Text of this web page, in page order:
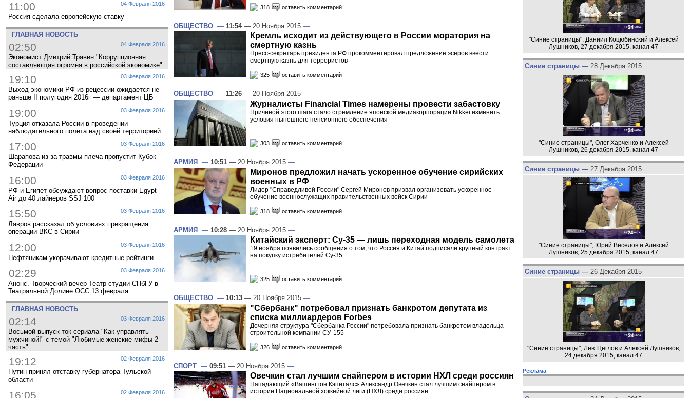
04 Февраля 2016
11:00
Россия сделала европейскую ставку
ГЛАВНАЯ НОВОСТЬ
04 Февраля 2016
02:50
Экономист Дмитрий Травин "Коррупционная
составляющая огромна в российской экономике"
03 Февраля 2016
19:10
Выход экономики РФ из рецессии ожидается не
раньше II полугодия 2016г — департамент ЦБ
03 Февраля 2016
19:00
Турция отказала России в проведении
наблюдательного полета над своей территорией
03 Февраля 2016
17:00
Шарапова из-за травмы плеча пропустит Кубок
Федерации
03 Февраля 2016
16:00
РФ и Египет обсуждают вопрос поставки Egypt
Air до 40 лайнеров SSJ 100
03 Февраля 2016
15:50
Лавров рассказал об условиях прекращения
операции ВКС в Сирии
03 Февраля 2016
12:00
Нефтяникам укорачивают кредитные рейтинги
03 Февраля 2016
02:29
Анонс. Творческий вечер Театр-студии СПбГУ в
Театральной Долине ОСС 13 февраля
ГЛАВНАЯ НОВОСТЬ
03 Февраля 2016
02:14
Восьмой выпуск ток-сериала "Как управлять
мужчиной!" с темой "Любимые женские мифы 2
часть"
02 Февраля 2016
19:12
Путин принял отставку губернатора Тульской
области
02 Февраля 2016
16:05
318 оставить комментарий
ОБЩЕСТВО — 11:54— 20 Ноября 2015 —
Кремль исходит из действующего в России моратория на
смертную казнь
Пресс-секретарь президента РФ прокомментировал предложение эсеров ввести
смертную казнь для террористов
325 оставить комментарий
ОБЩЕСТВО — 11:26 — 20 Ноября 2015 —
Журналисты Financial Times намерены провести забастовку
Причиной этого шага стало стремление японской медиакорпорации Nikkei изменить
условия нынешнего пенсионного обеспечения
303 оставить комментарий
АРМИЯ — 10:51 — 20 Ноября 2015 —
Миронов предложил начать ускоренное обучение сирийских
военных в РФ
Лидер "Справедливой России" Сергей Миронов призвал организовать ускоренное
обучение военнослужащих правительственных войск Сирии
318 оставить комментарий
АРМИЯ — 10:28 — 20 Ноября 2015 —
Китайский эксперт: Су-35 — лишь переходная модель самолета
19 ноября появились сообщения о том, что Россия и Китай подписали крупный контракт
на покупку истребителей Су-35
325 оставить комментарий
ОБЩЕСТВО — 10:13 — 20 Ноября 2015 —
"Сбербанк" потребовал признать банкротом депутата из
списка миллиардеров Forbes
Дочерняя структура "Сбербанка России" потребовала признать банкротом владельца
строительной компании СУ-155
326 оставить комментарий
СПОРТ — 09:51 — 20 Ноября 2015 —
Овечкин стал лучшим снайпером в истории НХЛ среди россиян
Нападающий «Вашингтон Кэпиталс» Александр Овечкин стал лучшим снайпером в
истории Национальной хоккейной лиги (НХЛ) среди россиян
"Синие страницы", Даниил Коцюбинский и Алексей
Лушников, 27 декабря 2015, канал 47
Синие страницы — 28 Декабря 2015
"Синие страницы", Олег Харченко и Алексей
Лушников, 26 декабря 2015, канал 47
Синие страницы — 27 Декабря 2015
"Синие страницы", Юрий Веселов и Алексей
Лушников, 25 декабря 2015, канал 47
Синие страницы — 26 Декабря 2015
"Синие страницы", Лев Щеглов и Алексей Лушников,
24 декабря 2015, канал 47
Реклама